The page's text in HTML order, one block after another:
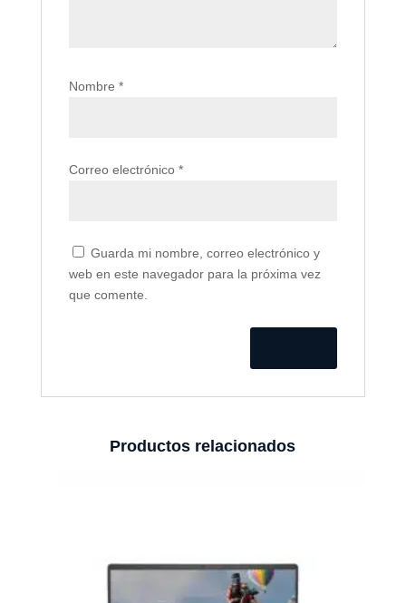
Nombre *
Correo electrónico *
Guarda mi nombre, correo electrónico y
web en este navegador para la próxima vez
que comente.
Productos relacionados